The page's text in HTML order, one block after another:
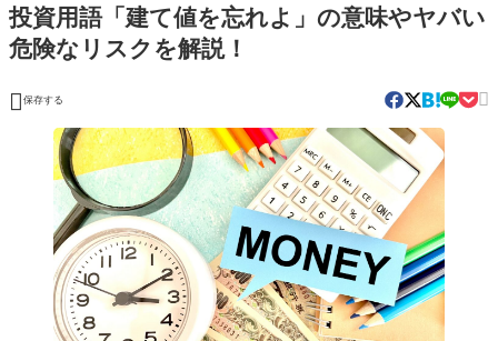
投資用語「建て値を忘れよ」の意味やヤバい
危険なリスクを解説！
 保存する 